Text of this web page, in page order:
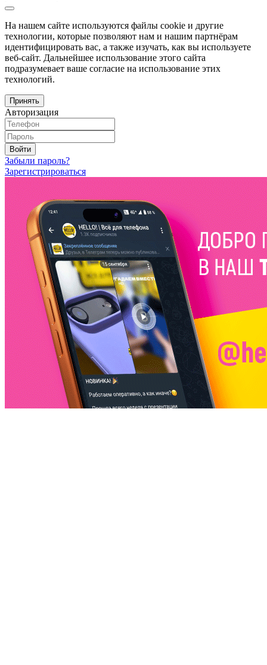
На нашем сайте используются файлы cookie и другие
технологии, которые позволяют нам и нашим партнёрам
идентифицировать вас, а также изучать, как вы используете
веб-сайт. Дальнейшее использование этого сайта
подразумевает ваше согласие на использование этих
технологий.
Принять
Авторизация
Войти
Забыли пароль?
Зарегистрироваться